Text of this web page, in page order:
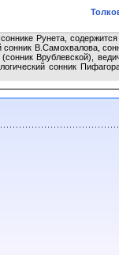
Рунета,
В.Самохвалова,
Врублевской),
сонник